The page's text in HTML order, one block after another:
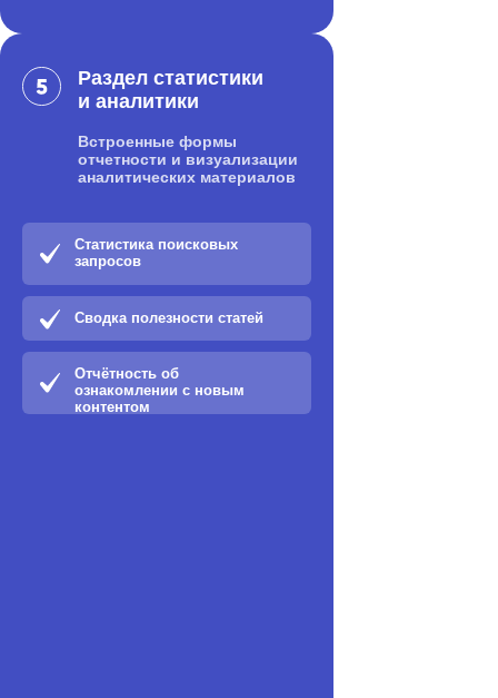
Отчётность об
ознакомлении с новым
контентом
Сводка полезности статей
Статистика поисковых
запросов
Раздел статистики
и аналитики
Встроенные формы
отчетности и визуализации
аналитических материалов